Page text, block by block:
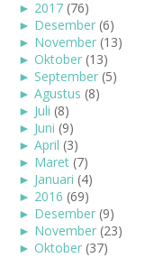
► 2017 (76)
► Desember (6)
► November (13)
► Oktober (13)
► September (5)
► Agustus (8)
► Juli (8)
► Juni (9)
► April (3)
► Maret (7)
► Januari (4)
► 2016 (69)
► Desember (9)
► November (23)
► Oktober (37)